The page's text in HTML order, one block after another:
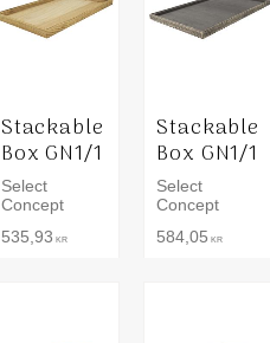
Stackable
Box GN1/1
Select
Concept
535,93 KR
Stackable
Box GN1/1
Select
Concept
584,05 KR